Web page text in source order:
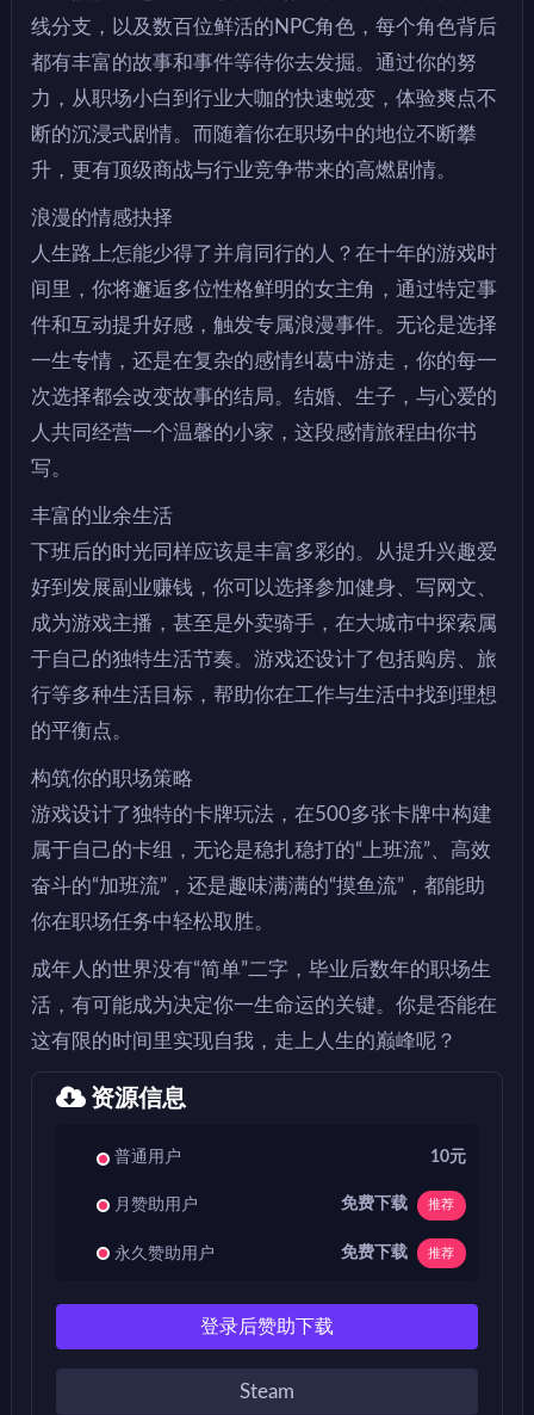
线分支，以及数百位鲜活的NPC角色，每个角色背后
都有丰富的故事和事件等待你去发掘。通过你的努
力，从职场小白到行业大咖的快速蜕变，体验爽点不
断的沉浸式剧情。而随着你在职场中的地位不断攀
升，更有顶级商战与行业竞争带来的高燃剧情。
浪漫的情感抉择
人生路上怎能少得了并肩同行的人？在十年的游戏时
间里，你将邂逅多位性格鲜明的女主角，通过特定事
件和互动提升好感，触发专属浪漫事件。无论是选择
一生专情，还是在复杂的感情纠葛中游走，你的每一
次选择都会改变故事的结局。结婚、生子，与心爱的
人共同经营一个温馨的小家，这段感情旅程由你书
写。
丰富的业余生活
下班后的时光同样应该是丰富多彩的。从提升兴趣爱
好到发展副业赚钱，你可以选择参加健身、写网文、
成为游戏主播，甚至是外卖骑手，在大城市中探索属
于自己的独特生活节奏。游戏还设计了包括购房、旅
行等多种生活目标，帮助你在工作与生活中找到理想
的平衡点。
构筑你的职场策略
游戏设计了独特的卡牌玩法，在500多张卡牌中构建
属于自己的卡组，无论是稳扎稳打的“上班流”、高效
奋斗的“加班流”，还是趣味满满的“摸鱼流”，都能助
你在职场任务中轻松取胜。
成年人的世界没有“简单”二字，毕业后数年的职场生
活，有可能成为决定你一生命运的关键。你是否能在
这有限的时间里实现自我，走上人生的巅峰呢？
资源信息
普通用户 10元
月赞助用户 免费下载 推荐
永久赞助用户 免费下载 推荐
登录后赞助下载
Steam